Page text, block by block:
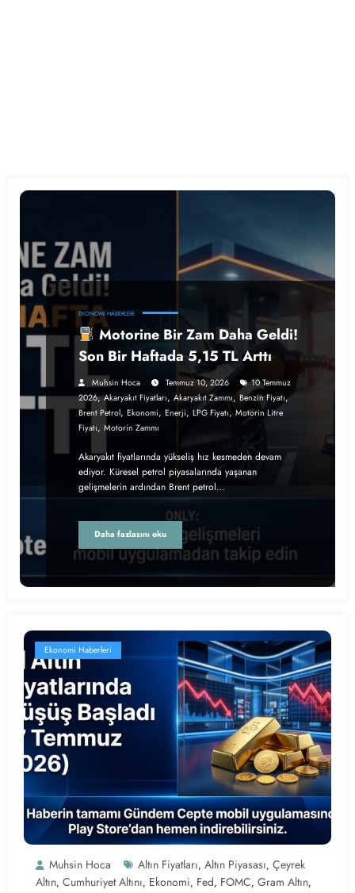
EKONOMI HABERLERI
Motorine Bir Zam Daha Geldi!
Son Bir Haftada 5,15 TL Arttı
Muhsin Hoca Temmuz 10, 2026
10 Temmuz
2026,Akaryakıt Fiyatları, Akaryakıt Zammı, Benzin Fiyatı,
Brent Petrol, Ekonomi, Enerji, LPG Fiyatı, Motorin Litre
Fiyatı, Motorin Zammı
Akaryakıt fiyatlarında yükseliş hız kesmeden devam
ediyor. Küresel petrol piyasalarında yaşanan
gelişmelerin ardından Brent petrol…
Daha fazlasını oku
Ekonomi Haberleri
Muhsin Hoca Altın Fiyatları, Altın Piyasası, Çeyrek
Altın, Cumhuriyet Altını, Ekonomi, Fed, FOMC, Gram Altın,